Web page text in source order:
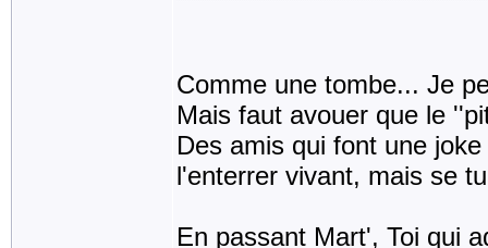
Comme une tombe... Je
Mais faut avouer que le
Des amis qui font une
l'enterrer vivant, mais se
En passant Mart', Toi qui